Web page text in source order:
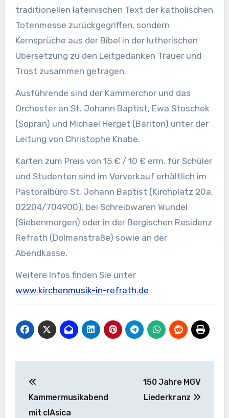
traditionellen lateinischen Text der katholischen
Totenmesse zurückgegriffen, sondern
Kernsprüche aus der Bibel in der lutherischen
Übersetzung zu den Leitgedanken Trauer und
Trost zusammen getragen.
Ausführende sind der Kammerchor und das
Orchester an St. Johann Baptist, Ewa Stoschek
(Sopran) und Michael Herget (Bariton) unter der
Leitung von Christophe Knabe.
Karten zum Preis von 15 € / 10 € erm. für Schüler
und Studenten sind im Vorverkauf erhältlich im
Pastoralbüro St. Johann Baptist (Kirchplatz 20a,
02204/704900), bei Schreibwaren Wundel
(Siebenmorgen) oder in der Bergischen Residenz
Refrath (Dolmanstraße) sowie an der
Abendkasse.
Weitere Infos finden Sie unter
www.kirchenmusik-in-refrath.de
Kammermusikabend
mit clAsica
150 Jahre MGV
Liederkranz